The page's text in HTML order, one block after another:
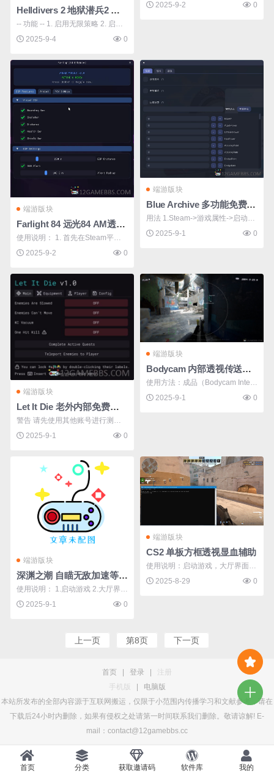
Helldivers 2 地狱潜兵2 六项修改器 v1.3
-- 功能 -- 1. 启用无限策略 2. 启用
补给舱中的超级积分 3. 启用补给
用补给舱中的勋章 5. 启用补给舱
中的无限策略 + 勋章 6. 启用补给
舱中的无限策略+超级积分和勋章
7. 禁用无限策 ...
2025-9-4 0
入,泉水自动呼出菜单！
2025-9-2 0
端游版块
Farlight 84 远光84 AM透视自瞄内部免费辅助v2.0
使用说明： 1. 首先在Steam平台
右键Farlight 84
2025-9-2 0
端游版块
Blue Archive 多功能免费修改器 v5
用法 1.Steam->游戏属性->启动选
项 2.启动游戏 2.大厅界面打开注入
注入器 功能 无限技能 无敌模式 愚
蠢的敌人（敌人无视你） 一击必
杀 立即赢得胜利 玩 ...
2025-9-1 0
端游版块
Let It Die 老外内部免费修改器v1.0
警告 请先使用其他账号进行测
试，我对您或您的账号可能发生的
游戏作弊时被封禁过几次（因为服
务器检查），但我已经删除了大部
分导致封禁的内容。不过，还是要
小心。 请格外小心： "Ev ...
2025-9-1 0
端游版块
Bodycam 内部透视传送无后等多功能辅助v0.1.4.1（成品+源码）
使用方法：成品（Bodycam Intern
al） 1.右键Steam游戏 属性->启动
xtreme 或 Xeno ...
2025-9-1 0
端游版块
深渊之潮 自瞄无敌加速等多功能免费辅助v1.2.0
使用说明： 1.启动游戏 2.大厅界面
打开注入器注入即可。 注入器推
注入，而非主菜单界面。 功能列
2025-9-1 0
端游版块
CS2 单板方框透视显血辅助
使用说明：启动游戏，大厅界面管
理员身份运行软件！（如软件运行
2025-8-29 0
上一页 第8页 下一页
首页 分类 获取邀请码 软件库 我的
首页 | 登录 |
注册
手机版
|
电脑版
本站所发布的全部内容源于互联网搬运，仅限于小范围内传播学习和文献参考，请在
下载后24小时内删除，如果有侵权之处请第一时间联系我们删除。敬请谅解! E-
mail：contact@12gamebbs.cc